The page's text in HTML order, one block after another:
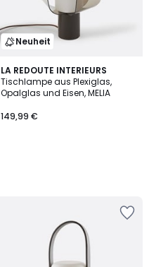
Neuheit
LA REDOUTE INTERIEURS
Tischlampe aus Plexiglas,
Opalglas und Eisen, MELIA
149,99 €